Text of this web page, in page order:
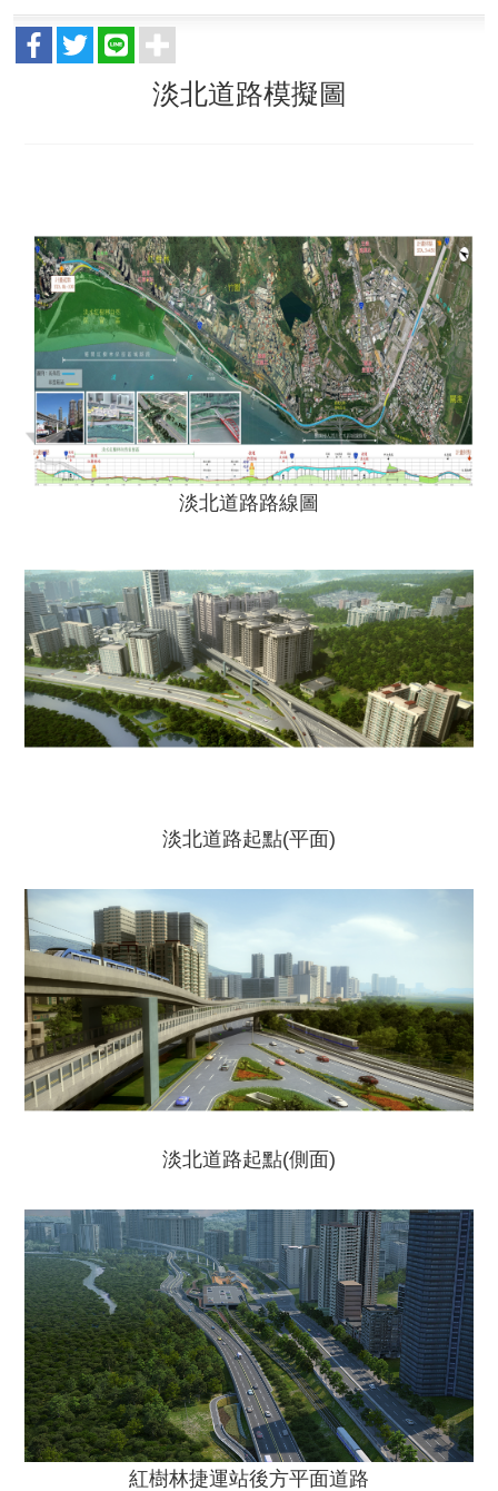
淡北道路模擬圖
淡北道路路線圖
淡北道路起點(平面)
淡北道路起點(側面)
紅樹林捷運站後方平面道路